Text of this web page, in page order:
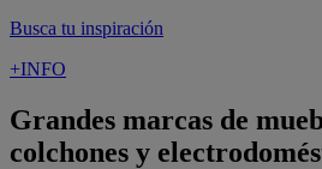
Busca tu inspiración
+INFO
Grandes marcas de
colchones y